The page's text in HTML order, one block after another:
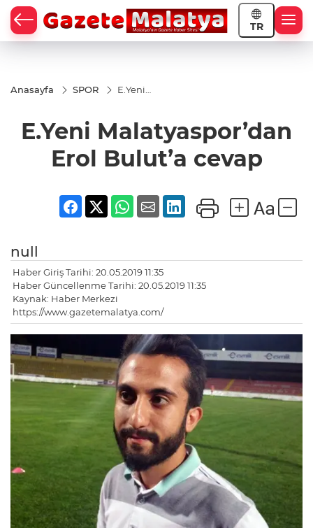
TR
Anasayfa SPOR
E.Yeni
cevap
E.Yeni Malatyaspor’dan
Erol Bulut’a cevap
null
Haber Giriş Tarihi: 20.05.2019 11:35
Haber Güncellenme Tarihi: 20.05.2019 11:35
Kaynak: Haber Merkezi
https://www.gazetemalatya.com/